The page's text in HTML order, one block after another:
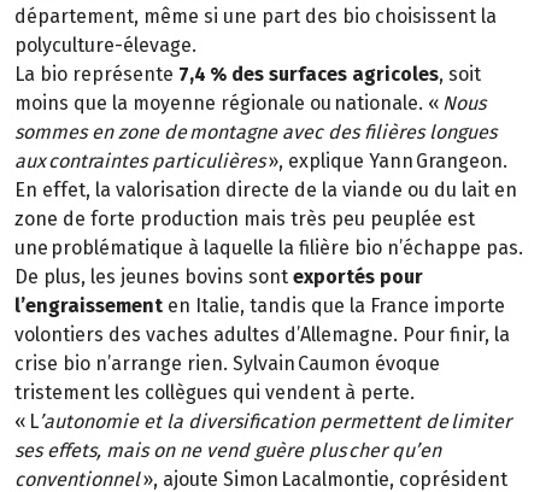
département, même si une part des bio choisissent la
polyculture-élevage.
La bio représente 7,4 % des surfaces agricoles, soit
moins que la moyenne régionale ou nationale. « Nous
sommes en zone de montagne avec des filières longues
aux contraintes particulières», explique Yann Grangeon.
En effet, la valorisation directe de la viande ou du lait en
zone de forte production mais très peu peuplée est
une problématique à laquelle la filière bio n’échappe pas.
De plus, les jeunes bovins sont exportés pour
l’engraissement en Italie, tandis que la France importe
volontiers des vaches adultes d’Allemagne. Pour finir, la
crise bio n’arrange rien. Sylvain Caumon évoque
tristement les collègues qui vendent à perte.
« L’autonomie et la diversification permettent de limiter
ses effets, mais on ne vend guère plus cher qu’en
conventionnel», ajoute Simon Lacalmontie, coprésident